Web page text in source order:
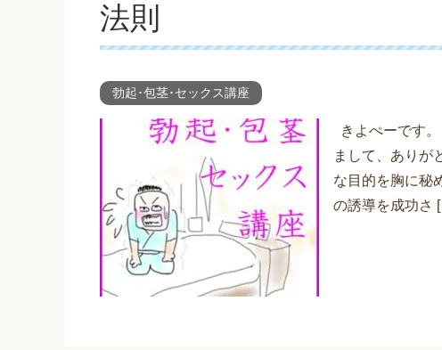
法則
勃起･包茎･セックス講座
きよぺーです
まして、ありが
な目的を胸に秘
の誘導を成功さ